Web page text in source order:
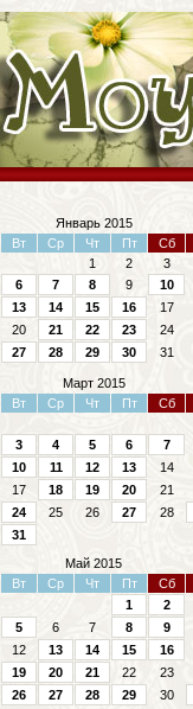
Январь 2015
Вт Ср Чт Пт
Сб
1
2
3
6 7 8 9
10
13 14 15 16
17
20 21 22 23
24
27 28 29 30 31
Март 2015
Вт Ср Чт Пт Сб
3 4 5 6
7
10 11 12 13
14
17 18 19 20
21
24 25 26 27
28
31
Май 2015
Вт Ср Чт Пт
Сб
1
2
5 6 7 8
9
12 13 14 15
16
19 20 21 22
23
26 27 28 29
30